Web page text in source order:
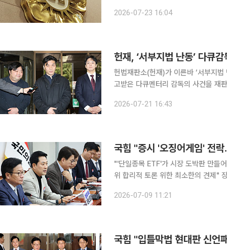
결정했다. 헌재는 “대학교원 개
2026-07-23 16:04
헌재, ‘서부지법 난동’ 다큐
헌법재판소(헌재)가 이른바 ‘서부지
고받은 다큐멘터리 감독의 사건을 재판소원에 회부했다. 21일 오
활동의 자유, 평등권 등 기본권을 침
2026-07-21 16:43
국힘 "증시 '오징어게임' 전
"'단일종목 ETF'가 시장 도박판 만들
위 합리적 토론 위한 최소한의 견제" 장동혁 국민의힘 대표는 최근 국내 증시 급락과 관련해 "이재명
2026-07-09 11:21
국힘 "입틀막법 현대판 신